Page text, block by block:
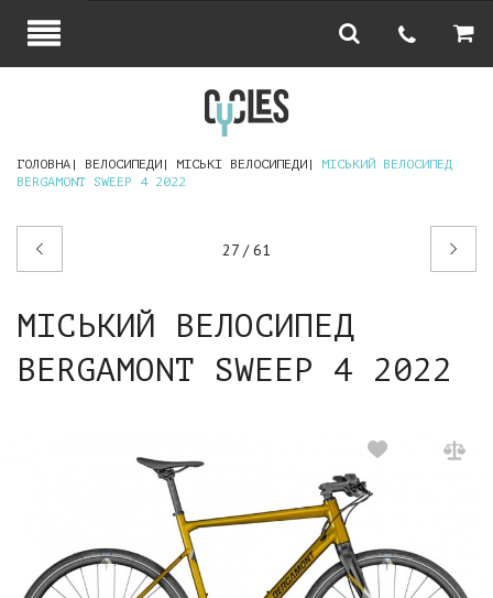
ГОЛОВНА ВЕЛОСИПЕДИ МІСЬКІ ВЕЛОСИПЕДИ
МІСЬКИЙ ВЕЛОСИПЕД
BERGAMONT SWEEP 4 2022
27 / 61
Наступний
МІСЬКИЙ ВЕЛОСИПЕД
BERGAMONT SWEEP 4 2022